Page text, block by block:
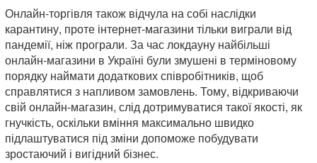
Онлайн-торгівля також відчула на собі наслідки
карантину, проте інтернет-магазини тільки виграли від
пандемії, ніж програли. За час локдауну найбільші
онлайн-магазини в Україні були змушені в терміновому
порядку наймати додаткових співробітників, щоб
справлятися з напливом замовлень. Тому, відкриваючи
свій онлайн-магазин, слід дотримуватися такої якості, як
гнучкість, оскільки вміння максимально швидко
підлаштуватися під зміни допоможе побудувати
зростаючий і вигідний бізнес.